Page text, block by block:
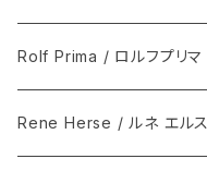
Rolf Prima / ロルフプリマ
Rene Herse / ルネ エルス